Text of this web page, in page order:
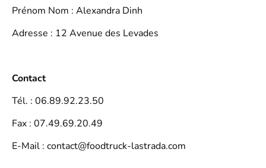
Prénom Nom : Alexandra Dinh
Adresse : 12 Avenue des Levades
Contact
Tél. : 06.89.92.23.50
Fax : 07.49.69.20.49
E-Mail : contact@foodtruck-lastrada.com